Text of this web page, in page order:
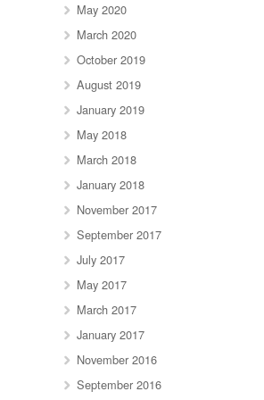
May 2020
March 2020
October 2019
August 2019
January 2019
May 2018
March 2018
January 2018
November 2017
September 2017
July 2017
May 2017
March 2017
January 2017
November 2016
September 2016